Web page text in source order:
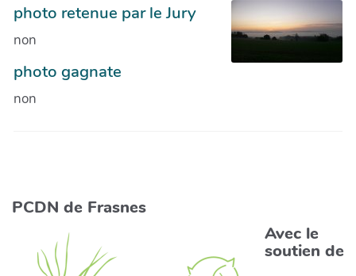
photo retenue par le Jury
non
photo gagnate
non
PCDN de Frasnes
Avec le
soutien de